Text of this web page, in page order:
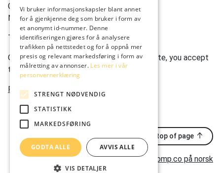
Gravdalsveien 262
N-5165 Laksevåg
Tlf:(+47) 950 22 622
Ocomp.co uses cookies. By using our website, you accept
this.
Privacy statement
Back to top of page
ocomp.co på norsk
Vi bruker informasjonskapsler blant annet
for å gjenkjenne deg som bruker i form av
et anonymt id-nummer. Denne
identifiseringen gjøres for å analysere
trafikken på nettstedet og for å oppnå mer
presis og relevant markedsføring i form av
målretting av annonser. Les mer i vår
personvernerklæring
STRENGT NØDVENDIG
STATISTIKK
MARKEDSFØRING
GODTA ALLE AVVIS ALLE
VIS DETALJER